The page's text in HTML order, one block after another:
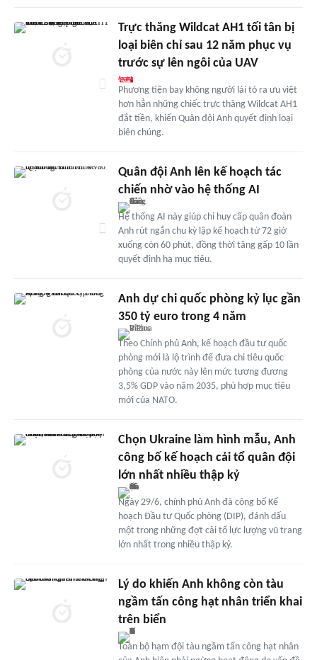
Trực thăng Wildcat AH1 tối tân bị
loại biên chỉ sau 12 năm phục vụ
trước sự lên ngôi của UAV
Phương tiện bay không người lái tỏ ra ưu việt
hơn hẳn những chiếc trực thăng Wildcat AH1
đắt tiền, khiến Quân đội Anh quyết định loại
biên chúng.
Quân đội Anh lên kế hoạch tác
chiến nhờ vào hệ thống AI
Hệ thống AI này giúp chỉ huy cấp quân đoàn
Anh rút ngắn chu kỳ lập kế hoạch từ 72 giờ
xuống còn 60 phút, đồng thời tăng gấp 10 lần
quyết định hạ mục tiêu.
Anh dự chi quốc phòng kỷ lục gần
350 tỷ euro trong 4 năm
Theo Chính phủ Anh, kế hoạch đầu tư quốc
phòng mới là lộ trình để đưa chi tiêu quốc
phòng của nước này lên mức tương đương
3,5% GDP vào năm 2035, phù hợp mục tiêu
mới của NATO.
Chọn Ukraine làm hình mẫu, Anh
công bố kế hoạch cải tổ quân đội
lớn nhất nhiều thập kỷ
Ngày 29/6, chính phủ Anh đã công bố Kế
hoạch Đầu tư Quốc phòng (DIP), đánh dấu
một trong những đợt cải tổ lực lượng vũ trang
lớn nhất trong nhiều thập kỷ.
Lý do khiến Anh không còn tàu
ngầm tấn công hạt nhân triển khai
trên biển
Toàn bộ hạm đội tàu ngầm tấn công hạt nhân